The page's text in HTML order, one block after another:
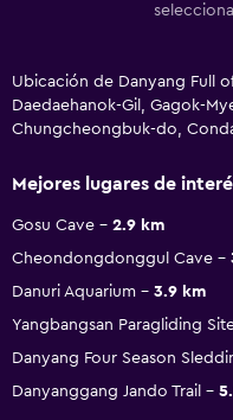
Ubicación de Danyang Full
Daedaehanok-Gil, Gagok-
Chungcheongbuk-do,
Mejores lugares de
Gosu Cave
2.9 km
Cheondongdonggul Cave
Danuri Aquarium
3.9 km
Yangbangsan Paragliding
Danyang Four Season
Danyanggang Jando Trail